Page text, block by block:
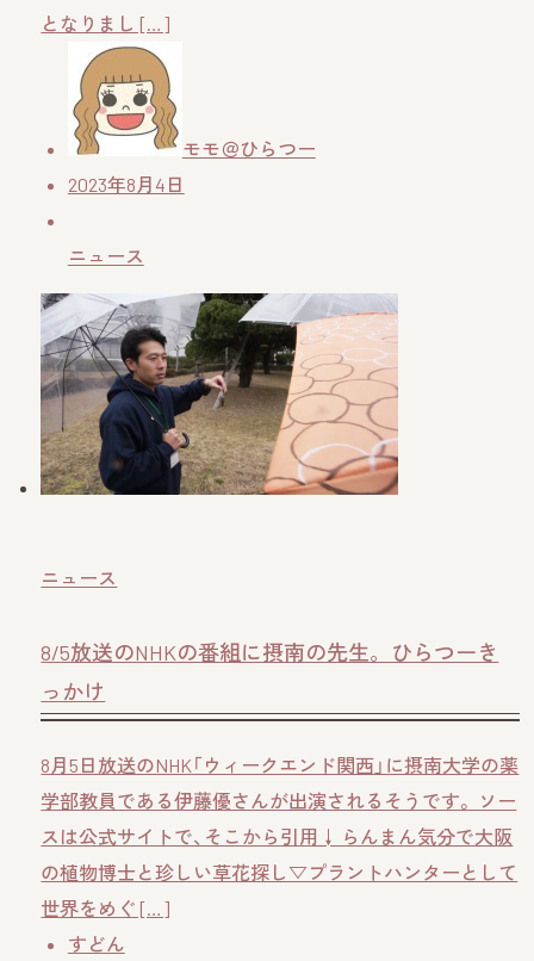
となりまし […]
モモ＠ひらつー
2023年8月4日
ニュース
ニュース
8/5放送のNHKの番組に摂南の先生。ひらつーき
っかけ
8月5日放送のNHK「ウィークエンド関西」に摂南大学の薬
学部教員である伊藤優さんが出演されるそうです。 ソー
スは公式サイトで、そこから引用↓ らんまん気分で大阪
の植物博士と珍しい草花探し▽プラントハンターとして
世界をめぐ […]
すどん